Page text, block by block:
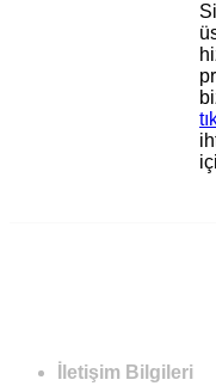
İletişim Bilgileri